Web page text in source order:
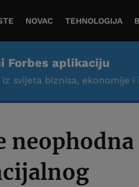
NOVAC TEHNOLOGIJA
Forbes aplikaciju
svijeta biznisa, ekonomije
neophodna